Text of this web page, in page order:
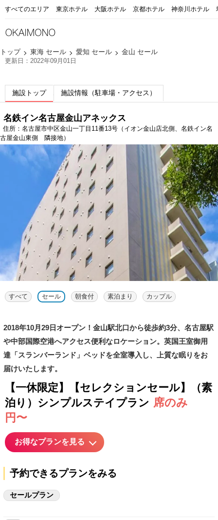
すべてのエリア 東京ホテル 大阪ホテル 京都ホテル 神奈川ホテル
トップ 東海 セール 愛知 セール 金山 セール
更新日：2022年09月01日
施設トップ 施設情報（駐車場・アクセス）
名鉄イン名古屋金山アネックス
住所：名古屋市中区金山一丁目11番13号（イオン金山店北側、名鉄イン名
古屋金山東側 隣接地）
すべて セール 朝食付 素泊まり カップル
2018年10月29日オープン！金山駅北口から徒歩約3分、名古屋駅
や中部国際空港へアクセス便利なロケーション。英国王室御用
達「スランバーランド」ベッドを全室導入し、上質な眠りをお
届けいたします。
【一休限定】【セレクションセール】（素
泊り）シンプルステイプラン 席のみ
円〜
お得なプランを見る
予約できるプランをみる
セールプラン